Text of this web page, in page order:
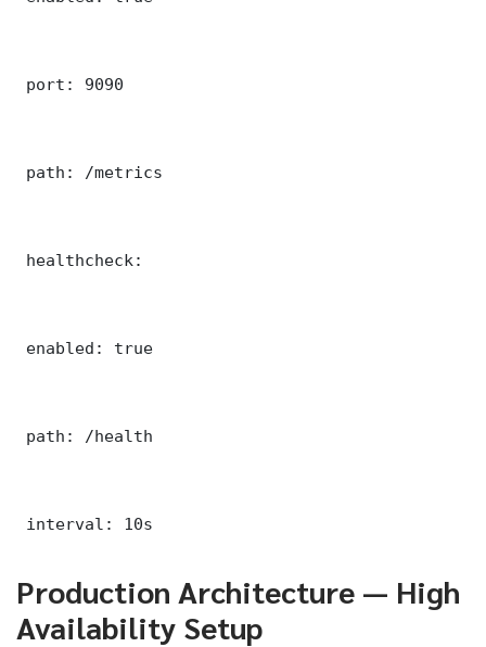
port: 9090
path: /metrics
healthcheck:
enabled: true
path: /health
interval: 10s
Production Architecture — High
Availability Setup